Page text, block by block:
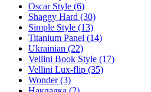
Oscar Style (6)
Shaggy Hard (30)
Simple Style (13)
Titanium Panel (14)
Ukrainian (22)
Vellini Book Style (17)
Vellini Lux-flip (35)
Wonder (3)